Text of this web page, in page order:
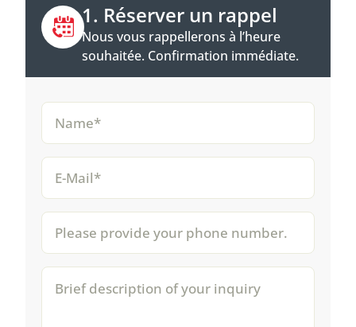
1. Réserver un rappel
Nous vous rappellerons à l’heure
souhaitée. Confirmation immédiate.